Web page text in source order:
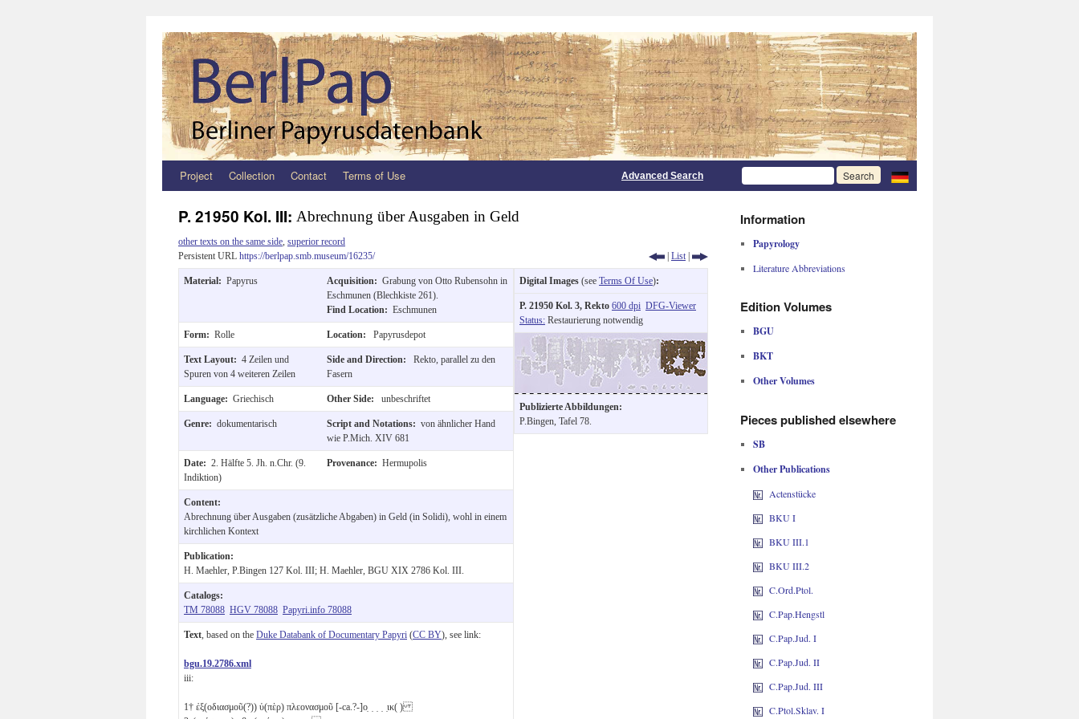
Zum
springen
Project Collection Contact Terms of Use Advanced Search
P. 21950 Kol. III: Abrechnung über Ausgaben in Geld
other texts on the same side superior record
Persistent URL https://berlpap.smb.museum/16235/ | List |
Material: Papyrus Acquisition: Grabung von Otto Rubensohn in
Eschmunen (Blechkiste 261).
Find Location: Eschmunen
Form: Rolle Location: Papyrusdepot
Text Layout: 4 Zeilen und
Spuren von 4 weiteren Zeilen
Side and Direction:
Rekto, parallel zu den
Fasern
Language: Griechisch Other Side: unbeschriftet
Genre: dokumentarisch Script and Notations: von ähnlicher Hand
wie P.Mich. XIV 681
Date: 2. Hälfte 5. Jh. n.Chr. (9.
Indiktion)
Provenance: Hermupolis
Content:
Abrechnung über Ausgaben (zusätzliche Abgaben) in Geld (in Solidi), wohl in einem
kirchlichen Kontext
Publication:
H. Maehler, P.Bingen 127 Kol. III; H. Maehler, BGU XIX 2786 Kol. III.
Catalogs:
TM 78088 HGV 78088 Papyri.info 78088
Text , based on the Duke Databank of Documentary Papyri (CC BY), see link:
bgu.19.2786.xml
iii:
1† ἐξ(οδιασμοῦ(?)) ὑ(πὲρ) πλεονασμοῦ [-ca.?-]ο̣ ̣ ̣ ̣ ̣ικ( )
Digital Images (see Terms Of Use):
P. 21950 Kol. 3, Rekto 600 dpi DFG-Viewer
Status: Restaurierung notwendig
Publizierte Abbildungen:
P.Bingen, Tafel 78.
Information
Papyrology
Literature Abbreviations
Edition Volumes
BGU
BKT
Other Volumes
Pieces published elsewhere
SB
Other Publications
Actenstücke
BKU I
BKU III.1
BKU III.2
C.Ord.Ptol.
C.Pap.Hengstl
C.Pap.Jud. I
C.Pap.Jud. II
C.Pap.Jud. III
C.Ptol.Sklav. I